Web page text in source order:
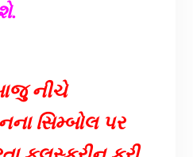
નીચે
સિમ્બોલ પર